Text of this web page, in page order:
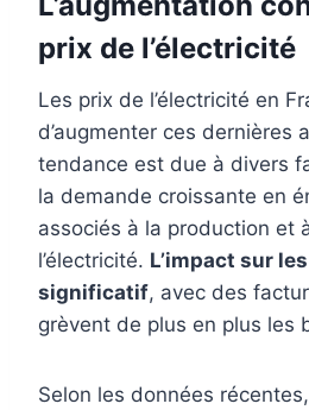
prix de l’électricité
Les prix de l’électricité en
d’augmenter ces dernières
tendance est due à divers
la demande croissante en
associés à la production et
l’électricité. L’impact sur
significatif, avec des
grèvent de plus en plus les
Selon les données